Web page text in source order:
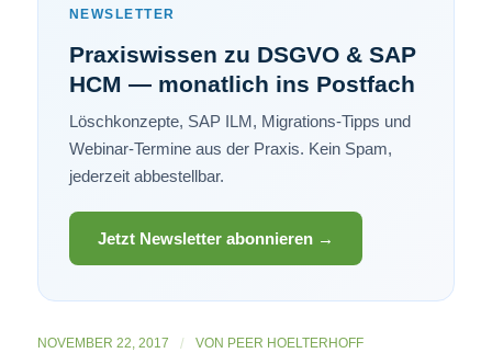
NEWSLETTER
Praxiswissen zu DSGVO & SAP
HCM — monatlich ins Postfach
Löschkonzepte, SAP ILM, Migrations-Tipps und
Webinar-Termine aus der Praxis. Kein Spam,
jederzeit abbestellbar.
Jetzt Newsletter abonnieren →
NOVEMBER 22, 2017 / VON PEER HOELTERHOFF